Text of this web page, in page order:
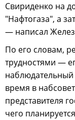
Свириденко на
"Нафтогаза", а
— написал
По его словам,
трудностями —
время в
представителя
чего